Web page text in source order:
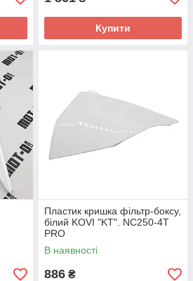
Купити
Пластик кришка фільтр-боксу,
білий KOVI "KT". NC250-4Т
PRO
В наявності
886 ₴